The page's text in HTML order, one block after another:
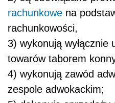
rachunkowe na
rachunkowości,
3) wykonują wyłącznie
towarów taborem
4) wykonują zawód
zespole adwokackim;